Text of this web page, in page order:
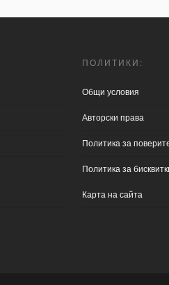
ПОЛИТИКИ:
Общи условия
Aвторски права
Политика за
Политика за
Карта на сайта